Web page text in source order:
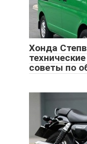
Хонда
советы по